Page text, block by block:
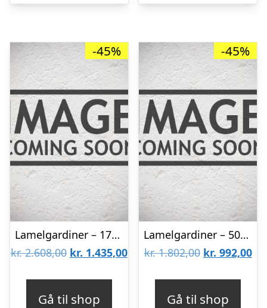
kr. 1.856,00.kr. 1.021,00.
kr. 2.369,00.
-45%
Lamelgardiner – 170×70 – Beige
kr.2.608,00 Den
kr. 1.435,00Den
Gå til shop
-45%
Lamelgardiner – 50×120 – Beige
kr.1.802,00 Den
kr. 992,00
Gå til shop